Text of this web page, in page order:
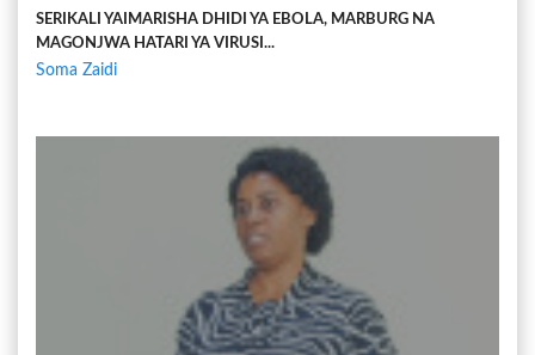
SERIKALI YAIMARISHA DHIDI YA EBOLA, MARBURG NA
MAGONJWA HATARI YA VIRUSI...
Soma Zaidi